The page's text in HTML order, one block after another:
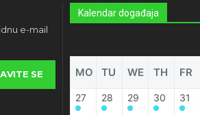
e-mail
SE
Kalendar događaja
MO TU WE TH FR
27 28 29 30 31